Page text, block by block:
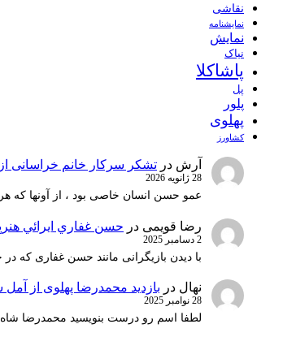
نقاشی
نمايشنامه
نمایش
نیاک
پاشاکلا
پل
پلور
پهلوی
کشاورز
آرش در تشکر سرکار خانم خراسانی
28 ژانویه 2026
عمو حسن انسان خاصی بود ، از آونها که
رضا قویمی در حسن غفاري ايرائي هنرپيشه دهه 40
2 دسامبر 2025
با دیدن بازیگرانی مانند حسن غفاری که
نهال در بازدید محمدرضا پهلوی از آمل سال 1327
28 نوامبر 2025
لطفا اسم رو درست بنویسید محمدرضا شاه